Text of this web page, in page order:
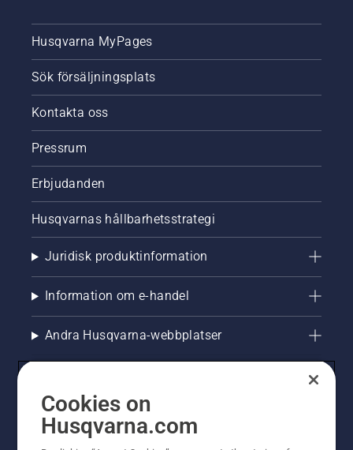
Husqvarna MyPages
Sök försäljningsplats
Kontakta oss
Pressrum
Erbjudanden
Husqvarnas hållbarhetsstrategi
Juridisk produktinformation
Information om e-handel
Andra Husqvarna-webbplatser
Cookies on
Husqvarna.com